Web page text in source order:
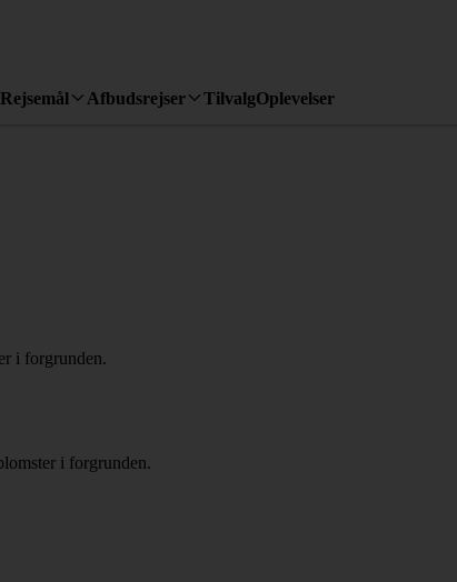
Rejsemål Afbudsrejser TilvalgOplevelser